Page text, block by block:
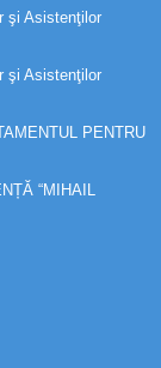
şi Asistenţilor
şi Asistenţilor
PENTRU
“MIHAIL